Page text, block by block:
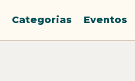
Categorias Eventos